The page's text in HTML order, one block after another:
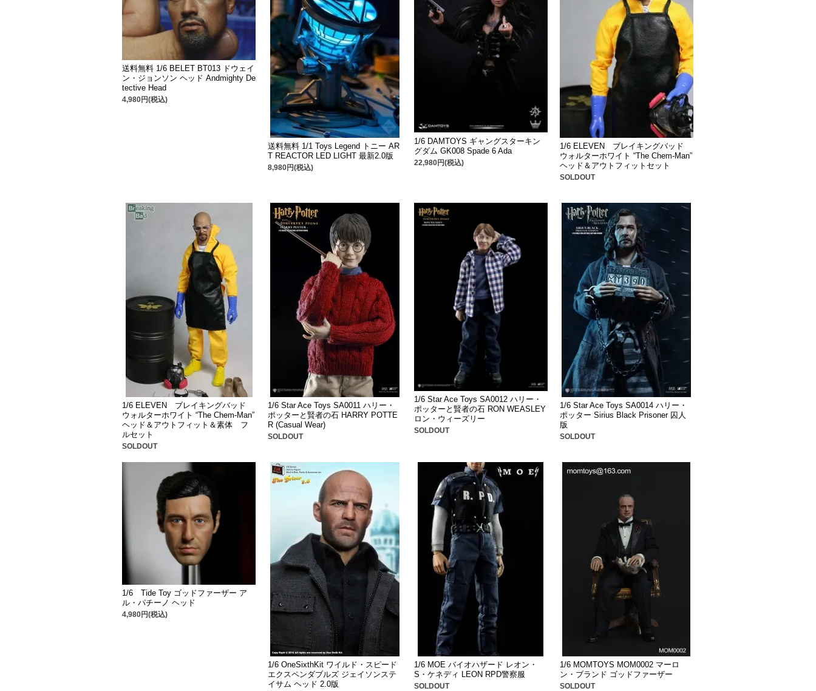
送料無料 1/6 BELET BT013 ドウェイ
ン・ジョンソン ヘッド Andmighty De
tective Head
4,980円(税込)
送料無料 1/1 Toys Legend トニー AR
T REACTOR LED LIGHT 最新2.0版
8,980円(税込)
1/6 DAMTOYS ギャングスターキン
グダム GK008 Spade 6 Ada
22,980円(税込)
1/6 ELEVEN ブレイキングバッド
ウォルターホワイト “The Chem-Man”
ヘッド＆アウトフィットセット
SOLDOUT
1/6 ELEVEN ブレイキングバッド
ウォルターホワイト “The Chem-Man”
ヘッド＆アウトフィット＆素体 フ
ルセット
SOLDOUT
1/6 Star Ace Toys SA0011 ハリー・
ポッターと賢者の石 HARRY POTTE
R (Casual Wear)
SOLDOUT
1/6 Star Ace Toys SA0012 ハリー・
ポッターと賢者の石 RON WEASLEY
ロン・ウィーズリー
SOLDOUT
1/6 Star Ace Toys SA0014 ハリー・
ポッター Sirius Black Prisoner 囚人
版
SOLDOUT
1/6 Tide Toy ゴッドファーザー ア
ル・パチーノ ヘッド
4,980円(税込)
1/6 OneSixthKit ワイルド・スピード
エクスペンダブルズ ジェイソンステ
イサム ヘッド 2.0版
1/6 MOE バイオハザード レオン・
S・ケネディ LEON RPD警察服
SOLDOUT
1/6 MOMTOYS MOM0002 マーロ
ン・ブランド ゴッドファーザー
SOLDOUT